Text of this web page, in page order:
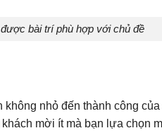
bài trí phù hợp với chủ đề
nhỏ đến thành công
mời ít mà bạn lựa chọn